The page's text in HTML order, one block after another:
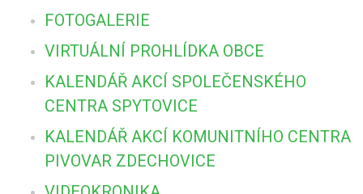
FOTOGALERIE
VIRTUÁLNÍ PROHLÍDKA OBCE
KALENDÁŘ AKCÍ SPOLEČENSKÉHO
CENTRA SPYTOVICE
KALENDÁŘ AKCÍ KOMUNITNÍHO CENTRA
PIVOVAR ZDECHOVICE